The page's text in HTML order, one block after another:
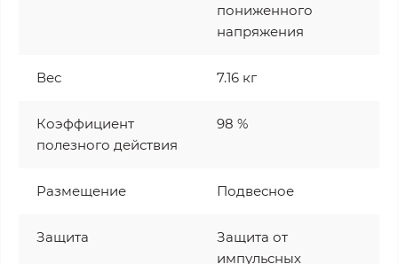
пониженного
напряжения
Вес 7.16 кг
Коэффициент
полезного действия
98 %
Размещение Подвесное
Защита
Защита от
импульсных